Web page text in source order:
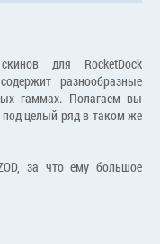
для RocketDock
разнообразные
гаммах. Полагаем вы
целый ряд в таком же
за что ему большое